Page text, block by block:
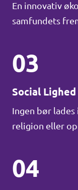
En innovativ
samfundets
03
Social Lighed
Ingen bør lades
religion eller
04